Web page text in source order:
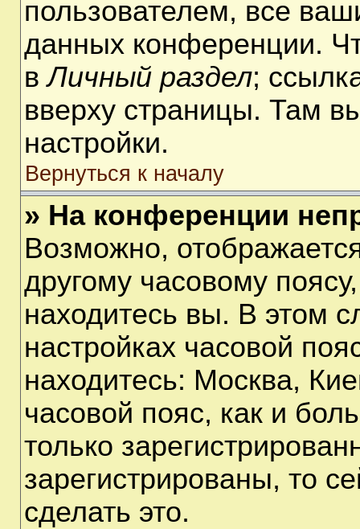
пользователем, все
данных конференции.
вЛичный раздел;
вверху страницы. Там
настройки.
Вернуться к началу
» На конференции
Возможно,
другому часовому
находитесь вы. В этом
настройках часовой
находитесь: Москва,
часовой пояс, как и
только
зарегистрированы, то
сделать это.